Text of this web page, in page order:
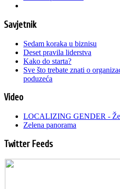
Savjetnik
Sedam koraka u biznisu
Deset pravila liderstva
Kako do starta?
Sve što trebate znati o
poduzeća
Video
LOCALIZING GENDER -
Zelena panorama
Twitter Feeds